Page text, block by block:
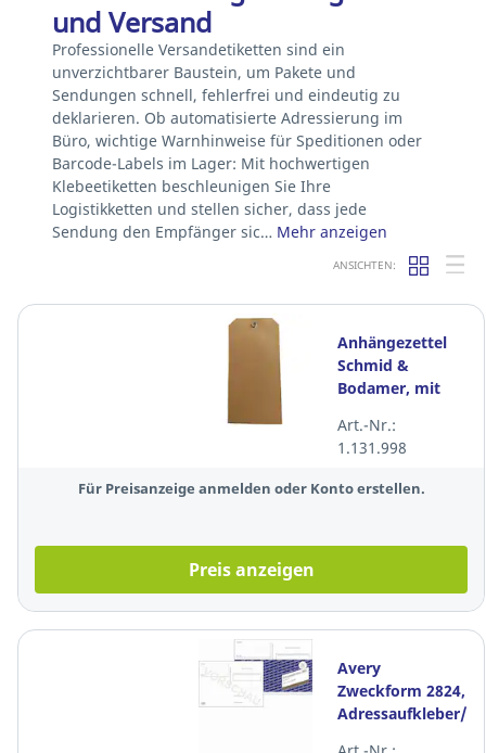
und Versand
Professionelle Versandetiketten sind ein
unverzichtbarer Baustein, um Pakete und
Sendungen schnell, fehlerfrei und eindeutig zu
deklarieren. Ob automatisierte Adressierung im
Büro, wichtige Warnhinweise für Speditionen oder
Barcode-Labels im Lager: Mit hochwertigen
Klebeetiketten beschleunigen Sie Ihre
Logistikketten und stellen sicher, dass jede
Sendung den Empfänger sic… Mehr anzeigen
ANSICHTEN:
Anhängezettel
Schmid &
Bodamer, mit
60mm, chamois
Art.-Nr.:
1.131.998
Für Preisanzeige anmelden oder Konto erstellen.
Preis anzeigen
Avery
Zweckform 2824,
Adressaufkleber/